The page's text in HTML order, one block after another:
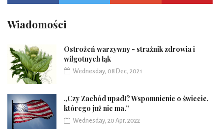
Wiadomości
Ostrożeń warzywny - strażnik zdrowia i
wilgotnych łąk
Wednesday, 08 Dec, 2021
„Czy Zachód upadł? Wspomnienie o świecie,
którego już nie ma.”
Wednesday, 20 Apr, 2022